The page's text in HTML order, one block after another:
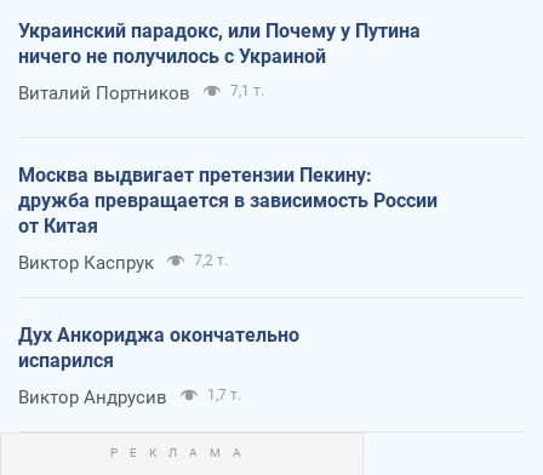
Украинский парадокс, или Почему у Путина
ничего не получилось с Украиной
Виталий Портников 7,1 т.
Москва выдвигает претензии Пекину:
дружба превращается в зависимость России
от Китая
Виктор Каспрук 7,2 т.
Дух Анкориджа окончательно
испарился
Виктор Андрусив 1,7 т.